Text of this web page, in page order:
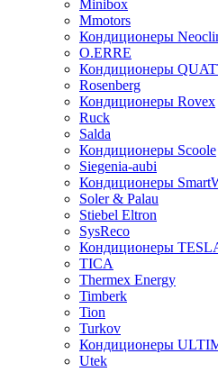
Minibox
Mmotors
Кондиционеры
O.ERRE
Кондиционеры
Rosenberg
Кондиционеры Rovex
Ruck
Salda
Кондиционеры Scoole
Siegenia-aubi
Кондиционеры
Soler & Palau
Stiebel Eltron
SysReco
Кондиционеры
TICA
Thermex Energy
Timberk
Tion
Turkov
Кондиционеры
Utek